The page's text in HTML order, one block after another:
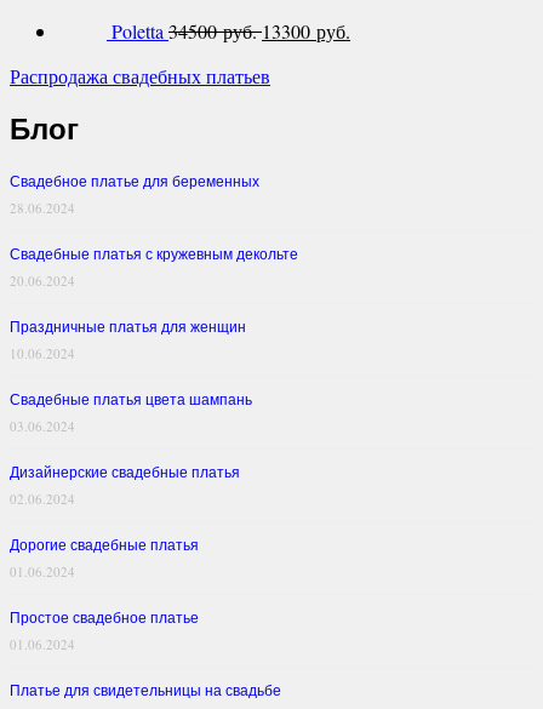
Poletta 34500 руб. 13300 руб.
Распродажа свадебных платьев
Блог
Свадебное платье для беременных
28.06.2024
Свадебные платья с кружевным декольте
20.06.2024
Праздничные платья для женщин
10.06.2024
Свадебные платья цвета шампань
03.06.2024
Дизайнерские свадебные платья
02.06.2024
Дорогие свадебные платья
01.06.2024
Простое свадебное платье
01.06.2024
Платье для свидетельницы на свадьбе